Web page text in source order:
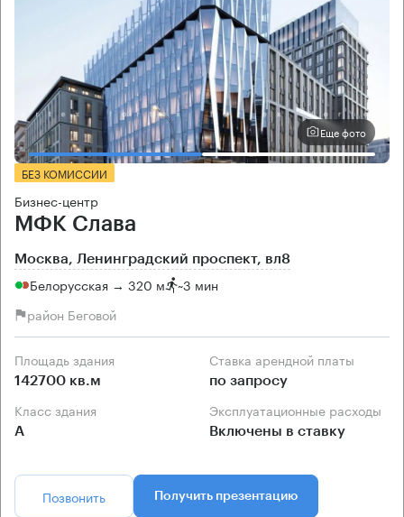
Еще фото
БЕЗ КОМИССИИ
Бизнес-центр
МФК Слава
Москва, Ленинградский проспект, вл8
Белорусская → 320 м ~3 мин
район Беговой
Площадь здания
142700 кв.м
Ставка арендной платы
по запросу
Класс здания
А
Эксплуатационные расходы
Включены в ставку
Позвонить Получить презентацию